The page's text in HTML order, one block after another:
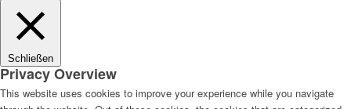
Schließen
Privacy Overview
This website uses cookies to improve your experience while you navigate